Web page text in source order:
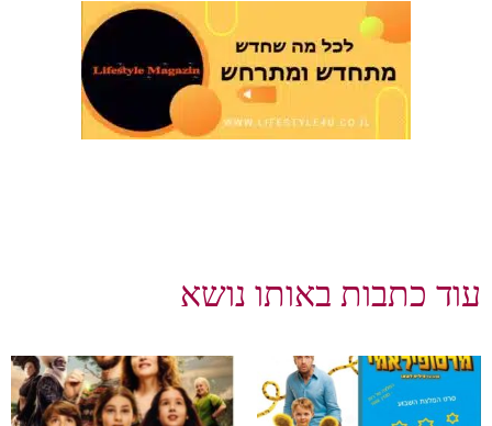
עוד כתבות באותו נושא